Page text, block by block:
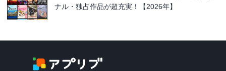
ナル・独占作品が超充実！【2026年】